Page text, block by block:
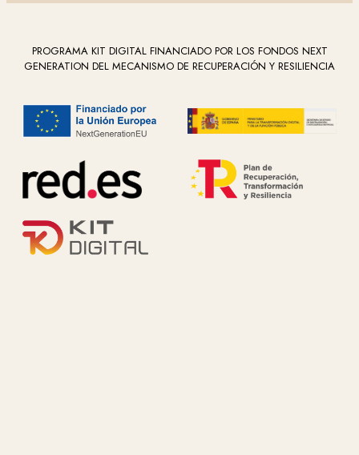
PROGRAMA KIT DIGITAL FINANCIADO POR LOS FONDOS NEXT
GENERATION DEL MECANISMO DE RECUPERACIÓN Y RESILIENCIA